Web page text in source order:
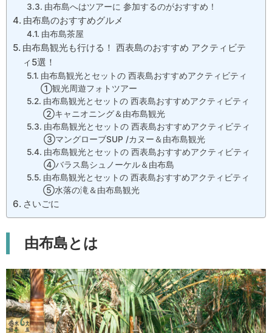
由布島へはツアーに 参加するのがおすすめ！
由布島のおすすめグルメ
由布島茶屋
由布島観光も行ける！ 西表島のおすすめ アクティビテ
ィ5選！
由布島観光とセットの 西表島おすすめアクティビティ
①観光周遊フォトツアー
由布島観光とセットの 西表島おすすめアクティビティ
②キャニオニング＆由布島観光
由布島観光とセットの 西表島おすすめアクティビティ
③マングローブSUP /カヌー＆由布島観光
由布島観光とセットの 西表島おすすめアクティビティ
④バラス島シュノーケル＆由布島
由布島観光とセットの 西表島おすすめアクティビティ
⑤水落の滝＆由布島観光
さいごに
由布島とは